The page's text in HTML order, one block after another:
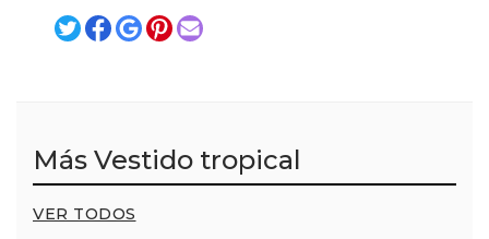
Más Vestido tropical
VER TODOS